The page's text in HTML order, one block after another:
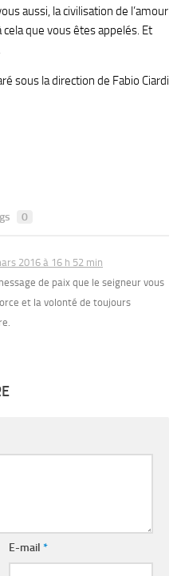
aussi, la civilisation de l’amour
que vous êtes appelés. Et
sous la direction de Fabio Ciardi
0
2016 à 16 h 52 min
de paix que le seigneur vous
et la volonté de toujours
E-mail *